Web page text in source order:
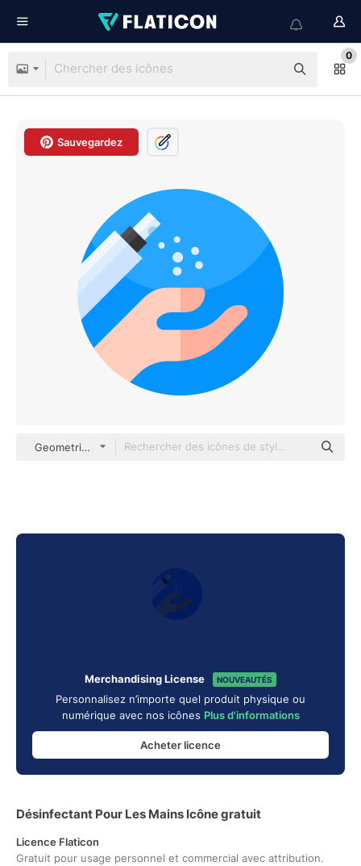
0
Sauvegardez
Geometric Flat Circular Flat
Merchandising License NOUVEAUTÉS
Personnalisez n’importe quel produit physique ou
numérique avec nos icônes Plus d'informations
Acheter licence
Désinfectant Pour Les Mains Icône gratuit
Licence Flaticon
Gratuit pour usage personnel et commercial avec attribution.